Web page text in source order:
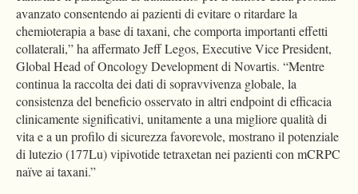
avanzato consentendo ai pazienti di evitare o ritardare la
chemioterapia a base di taxani, che comporta importanti effetti
collaterali,” ha affermato Jeff Legos, Executive Vice President,
Global Head of Oncology Development di Novartis. “Mentre
continua la raccolta dei dati di sopravvivenza globale, la
consistenza del beneficio osservato in altri endpoint di efficacia
clinicamente significativi, unitamente a una migliore qualità di
vita e a un profilo di sicurezza favorevole, mostrano il potenziale
di lutezio (177Lu) vipivotide tetraxetan nei pazienti con mCRPC
naïve ai taxani.”